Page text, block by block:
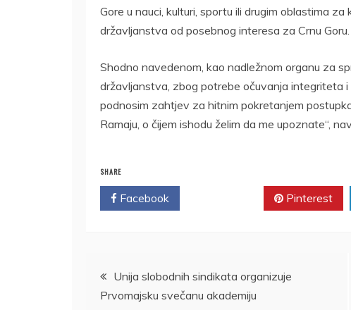
Gore u nauci, kulturi, sportu ili drugim oblastima
državljanstva od posebnog interesa za Crnu Goru.
Shodno navedenom, kao nadležnom organu za
državljanstva, zbog potrebe očuvanja integriteta
podnosim zahtjev za hitnim pokretanjem
Ramaju, o čijem ishodu želim da me upoznate“,
SHARE
Facebook Pinterest
Kretanje
Unija slobodnih sindikata organizuje
Prvomajsku svečanu akademiju